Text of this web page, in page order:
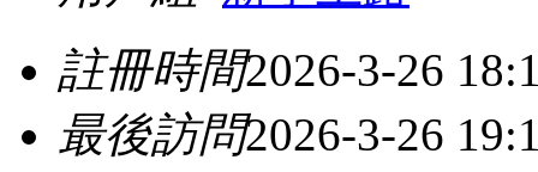
註冊時間2026-3-26
最後訪問2026-3-26